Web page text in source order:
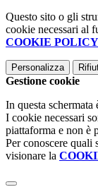
Questo sito o gli
cookie necessari al
COOKIE POLICY
Personalizza
Gestione cookie
In questa
I cookie necessari
piattaforma e non è
Per conoscere quali
visionare la